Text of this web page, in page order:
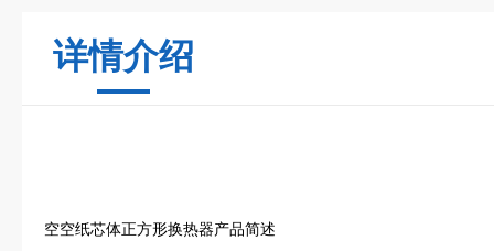
详情介绍
空空纸芯体正方形换热器产品简述